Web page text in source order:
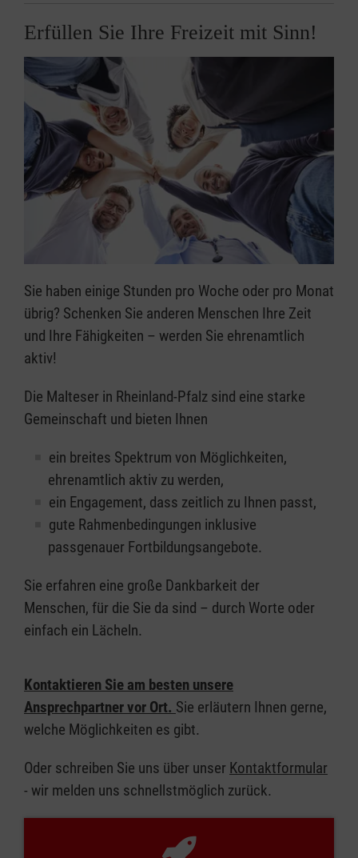
Erfüllen Sie Ihre Freizeit mit Sinn!
Sie haben einige Stunden pro Woche oder pro Monat
übrig? Schenken Sie anderen Menschen Ihre Zeit
und Ihre Fähigkeiten – werden Sie ehrenamtlich
aktiv!
Die Malteser in Rheinland-Pfalz sind eine starke
Gemeinschaft und bieten Ihnen
ein breites Spektrum von Möglichkeiten,
ehrenamtlich aktiv zu werden,
ein Engagement, dass zeitlich zu Ihnen passt,
gute Rahmenbedingungen inklusive
passgenauer Fortbildungsangebote.
Sie erfahren eine große Dankbarkeit der
Menschen, für die Sie da sind – durch Worte oder
einfach ein Lächeln.
Kontaktieren Sie am besten unsere
Ansprechpartner vor Ort. Sie erläutern Ihnen gerne,
welche Möglichkeiten es gibt.
Oder schreiben Sie uns über unser Kontaktformular
- wir melden uns schnellstmöglich zurück.